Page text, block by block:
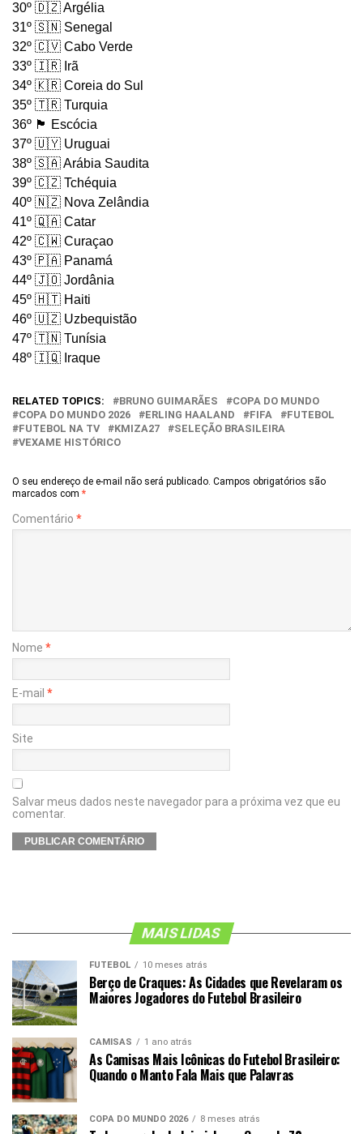
30º 🇩🇿 Argélia
31º 🇸🇳 Senegal
32º 🇨🇻 Cabo Verde
33º 🇮🇷 Irã
34º 🇰🇷 Coreia do Sul
35º 🇹🇷 Turquia
36º 🏴󠁧󠁢󠁳󠁣󠁴󠁿 Escócia
37º 🇺🇾 Uruguai
38º 🇸🇦 Arábia Saudita
39º 🇨🇿 Tchéquia
40º 🇳🇿 Nova Zelândia
41º 🇶🇦 Catar
42º 🇨🇼 Curaçao
43º 🇵🇦 Panamá
44º 🇯🇴 Jordânia
45º 🇭🇹 Haiti
46º 🇺🇿 Uzbequistão
47º 🇹🇳 Tunísia
48º 🇮🇶 Iraque
RELATED TOPICS: BRUNO GUIMARÃES
COPA DO MUNDO
COPA DO MUNDO 2026
ERLING HAALAND FIFA
FUTEBOL
FUTEBOL NA TV
KMIZA27
SELEÇÃO BRASILEIRA
VEXAME HISTÓRICO
O seu endereço de e-mail não será publicado. Campos obrigatórios são
marcados com *
Comentário *
Nome *
E-mail *
Site
Salvar meus dados neste navegador para a próxima vez que eu
comentar.
MAIS LIDAS
FUTEBOL 10 meses atrás
Berço de Craques: As Cidades que Revelaram os
Maiores Jogadores do Futebol Brasileiro
CAMISAS 1 ano atrás
As Camisas Mais Icônicas do Futebol Brasileiro:
Quando o Manto Fala Mais que Palavras
COPA DO MUNDO 2026 8 meses atrás